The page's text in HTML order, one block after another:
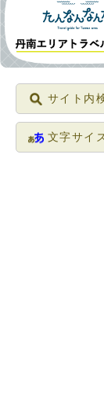
サイト内
文字サイ